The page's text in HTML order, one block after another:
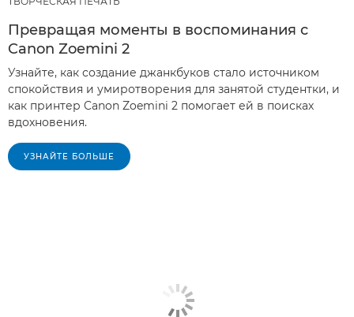
Превращая моменты в воспоминания с
Canon Zoemini 2
Узнайте, как создание джанкбуков стало источником
спокойствия и умиротворения для занятой студентки, и
как принтер Canon Zoemini 2 помогает ей в поисках
вдохновения.
УЗНАЙТЕ БОЛЬШЕ